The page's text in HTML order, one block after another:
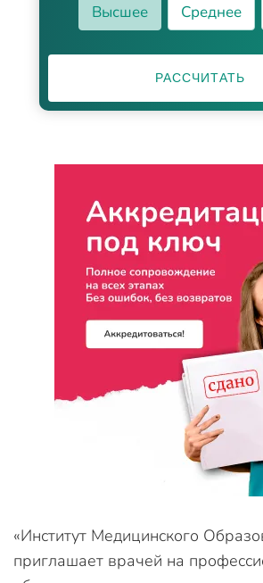
Высшее
Среднее
РАССЧИТАТЬ
«Институт Медицинского
приглашает врачей на